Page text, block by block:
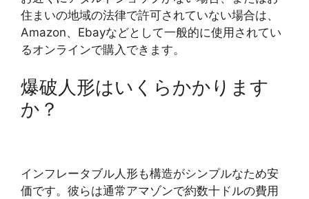
住まいの地域の法律で許可されていない場合は、
Amazon、Ebayなどとして一般的に使用されてい
るオンラインで購入できます。
爆破人形はいくらかかります
か？
インフレータブル人形も構造がシンプルなため安
価です。彼らは通常アマゾンで約数十ドルの費用